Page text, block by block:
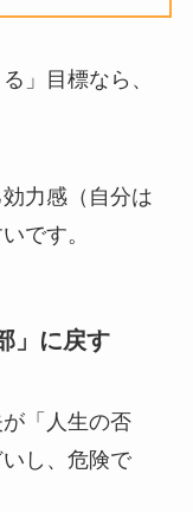
」目標なら、
力感（自分は
です。
」に戻す
「人生の否
し、危険で